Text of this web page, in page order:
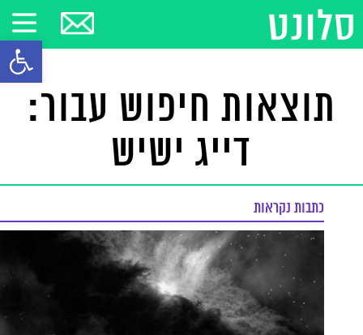
פתח
תוצאות חיפוש עבור:
דייג ישיש
כתבות נקראות